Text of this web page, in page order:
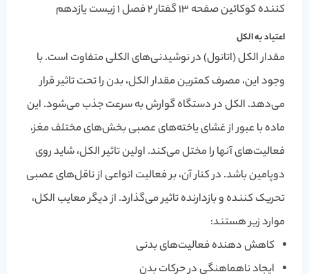
اعتیاد به الکل
مقدار الکل (اتانول) در نوشیدنی‌های الکلی متفاوت است. با
وجود این، مصرف کمترین مقدار الکل، بدن را تحت تاثیر قرار
می‎‌دهد. الکل در دستگاه گوارش به سرعت جذب می‌شود. این
ماده با عبور از غشای یاخته‌های عصبی بخش‌های مختلف مغز،
فعالیت‌های آنها را مختل می‌کند. اولین تاثیر الکل، شاید روی
دوپامین باشد. در کنار آن، بر فعالیت انواعی از ناقل‌های عصبی
تحریک کننده و بازدارنده تاثیر می‌گذارد. از دیگر معایب الکل،
موارد زیر هستند:
کاهش دهنده فعالیت‌های بدنی
ایجاد ناهماهنگی در حرکات بدن